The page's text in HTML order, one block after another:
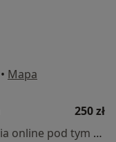
• Mapa
250 zł
Specjalista nie oferuje umawiania online pod tym adresem.